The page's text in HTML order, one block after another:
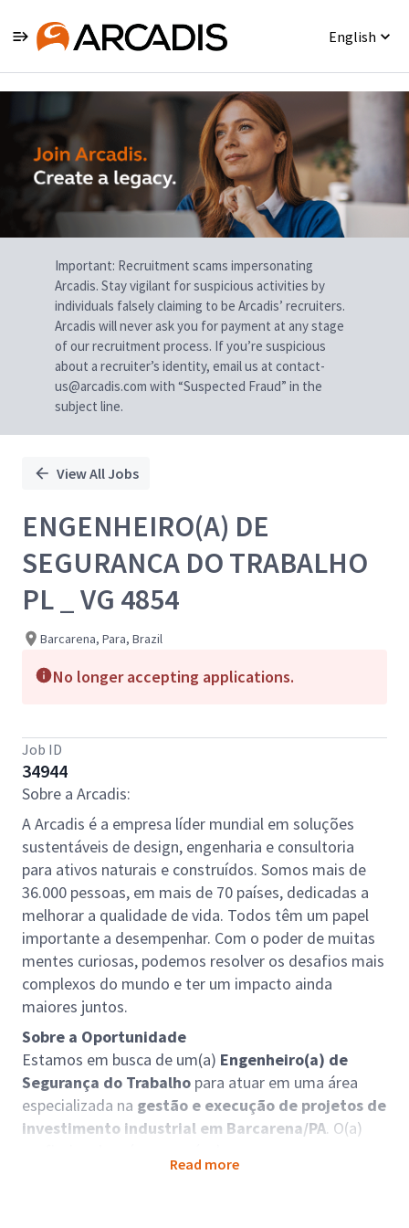
English
Single
Position
Important: Recruitment scams impersonating
Arcadis. Stay vigilant for suspicious activities by
individuals falsely claiming to be Arcadis’ recruiters.
Arcadis will never ask you for payment at any stage
of our recruitment process. If you’re suspicious
about a recruiter’s identity, email us at contact-
us@arcadis.com with “Suspected Fraud” in the
subject line.
View All Jobs
ENGENHEIRO(A) DE
SEGURANCA DO TRABALHO
PL _ VG 4854
Barcarena, Para, Brazil
No longer accepting applications.
Job ID
34944
Sobre a Arcadis:
A Arcadis é a empresa líder mundial em soluções
sustentáveis de design, engenharia e consultoria
para ativos naturais e construídos. Somos mais de
36.000 pessoas, em mais de 70 países, dedicadas a
melhorar a qualidade de vida. Todos têm um papel
importante a desempenhar. Com o poder de muitas
mentes curiosas, podemos resolver os desafios mais
complexos do mundo e ter um impacto ainda
maiores juntos.
Sobre a Oportunidade
Estamos em busca de um(a) Engenheiro(a) de
Segurança do Trabalho para atuar em uma área
especializada na gestão e execução de projetos de
investimento industrial em Barcarena/PA. O(a)
aplicação dos princípios de Saúde, Segurança e Meio
Read more